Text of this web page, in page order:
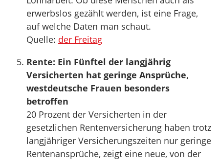
erwerbslos gezählt werden, ist eine Frage,
auf welche Daten man schaut.
Quelle: der Freitag
Rente: Ein Fünftel der langjährig
Versicherten hat geringe Ansprüche,
westdeutsche Frauen besonders
betroffen
20 Prozent der Versicherten in der
gesetzlichen Rentenversicherung haben trotz
langjähriger Versicherungszeiten nur geringe
Rentenansprüche, zeigt eine neue, von der